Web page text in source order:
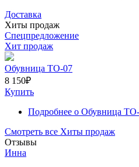
Доставка
Хиты продаж
Спецпредложение
Хит продаж
Обувница ТО-07
8 150₽
Купить
Подробнее о Обувница
Смотреть все Хиты продаж
Отзывы
Инна